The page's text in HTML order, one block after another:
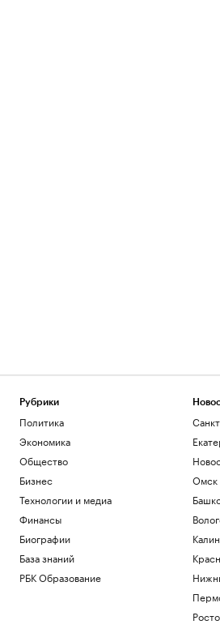
Рубрики
Политика
Экономика
Общество
Бизнес
Технологии и медиа
Финансы
Биографии
База знаний
РБК Образование
Омск